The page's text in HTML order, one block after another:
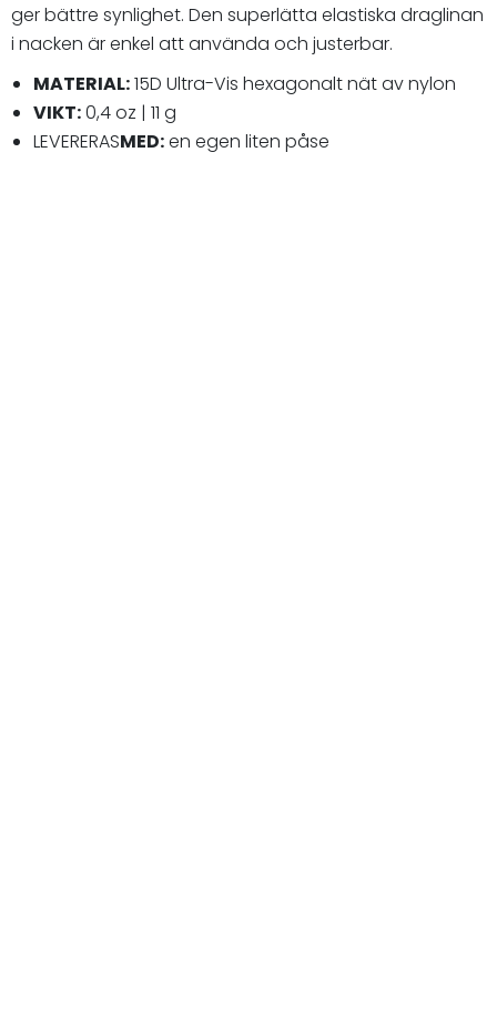
ger bättre synlighet. Den superlätta elastiska draglinan
i nacken är enkel att använda och justerbar.
MATERIAL:15D Ultra-Vis hexagonalt nät av nylon
VIKT:0,4 oz | 11 g
LEVERERASMED:en egen liten påse